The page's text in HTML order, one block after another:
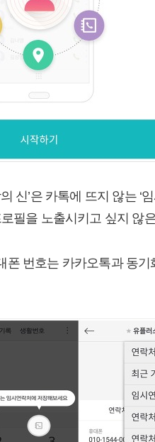
신’은 카톡에 뜨지 않는
필을 노출시키고 싶지 않
폰 번호는 카카오톡과 동